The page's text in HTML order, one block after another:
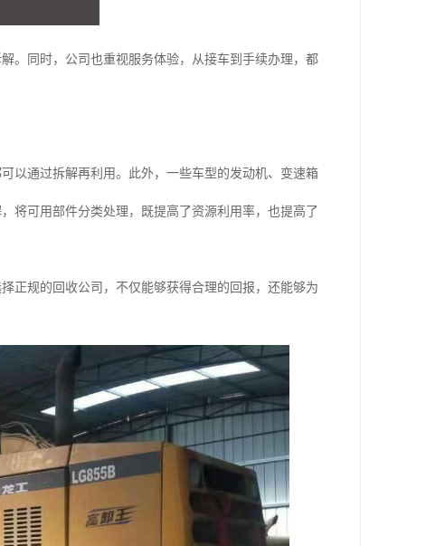
。同时，公司也重视服务体验，从接车到手续办理，都
以通过拆解再利用。此外，一些车型的发动机、变速箱
将可用部件分类处理，既提高了资源利用率，也提高了
正规的回收公司，不仅能够获得合理的回报，还能够为